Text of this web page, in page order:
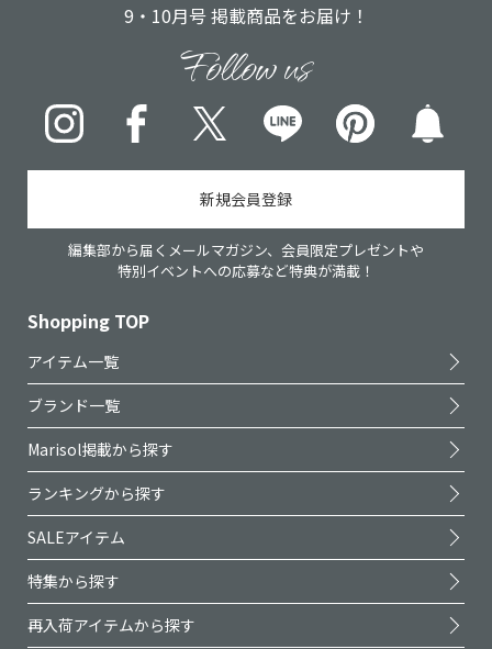
9・10月号 掲載商品をお届け！
Follow us
InstagramFacebookX LINE pinterest
新規会員登録
編集部から届くメールマガジン、会員限定プレゼントや
特別イベントへの応募など特典が満載！
Shopping TOP
アイテム一覧
ブランド一覧
Marisol掲載から探す
ランキングから探す
SALEアイテム
特集から探す
再入荷アイテムから探す